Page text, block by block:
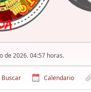
de 2026. 04:57 horas.
Buscar Calendario